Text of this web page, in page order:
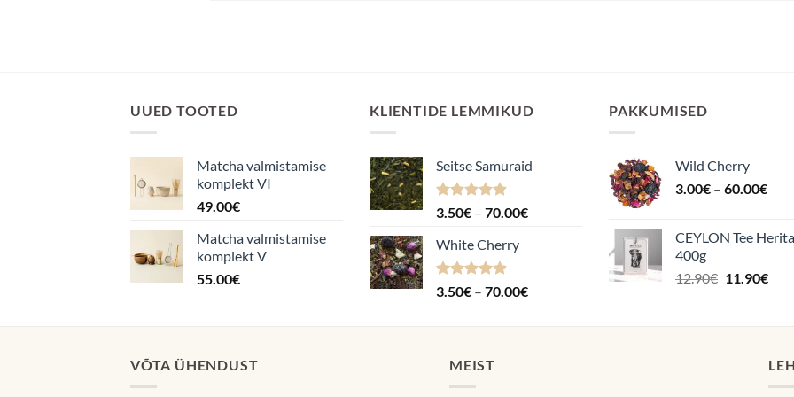
UUED TOOTED
Matcha valmistamise
komplekt VI
49.00€
Matcha valmistamise
komplekt V
55.00€
KLIENTIDE LEMMIKUD
Seitse Samuraid
Hinnanguga
3.50€ – 70.00€Hinnavahemik:
White Cherry
Hinnanguga
3.50€ – 70.00€Hinnavahemik:
kuni
PAKKUMISED
Wild Cherry
3.00€ – 60.00€
CEYLON Tee
400g
12.90€ Algne
11.90€
VÕTA ÜHENDUST
MEIST